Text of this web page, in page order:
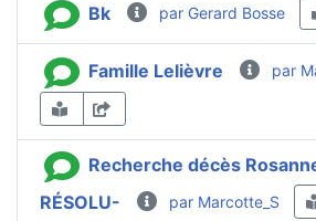
Bk par Gerard Bosse
Famille Lelièvre par
Recherche décès
RÉSOLU-
par Marcotte_S